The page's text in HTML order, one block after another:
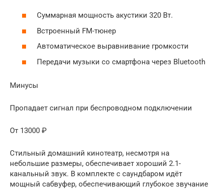
Суммарная мощность акустики 320 Вт.
Встроенный FM-тюнер
Автоматическое выравнивание громкости
Передачи музыки со смартфона через Bluetooth
Минусы
Пропадает сигнал при беспроводном подключении
От 13000 ₽
Стильный домашний кинотеатр, несмотря на
небольшие размеры, обеспечивает хороший 2.1-
канальный звук. В комплекте с саундбаром идёт
мощный сабвуфер, обеспечивающий глубокое звучание